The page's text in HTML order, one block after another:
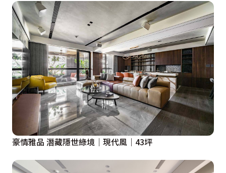
豪情雅品 潛藏隱世綠境｜現代風｜43坪